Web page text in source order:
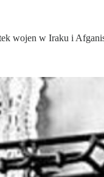
wojen w Iraku i